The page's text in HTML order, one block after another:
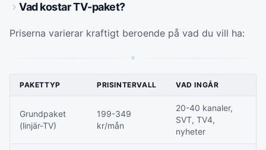
Vad kostar TV-paket?
Priserna varierar kraftigt beroende på vad du vill ha:
PAKETTYP PRISINTERVALL VAD INGÅR
Grundpaket
(linjär-TV)
199-349
kr/mån
20-40 kanaler,
SVT, TV4,
nyheter